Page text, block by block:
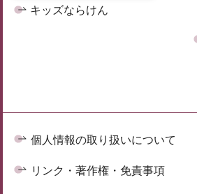
キッズならけん
個人情報の取り扱いについて
リンク・著作権・免責事項